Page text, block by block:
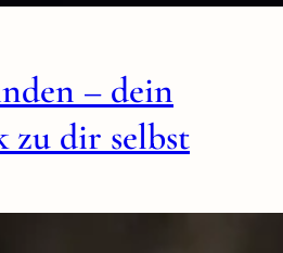
– dein
zu dir selbst